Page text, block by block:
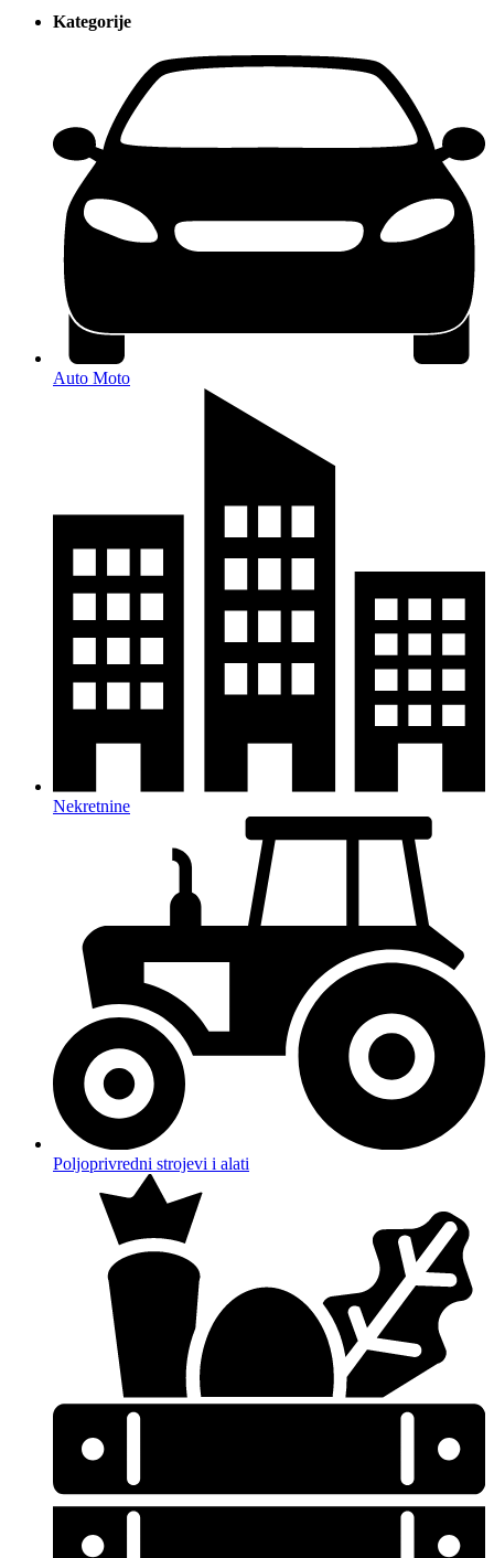
Kategorije
Auto Moto
Nekretnine
Poljoprivredni strojevi i alati